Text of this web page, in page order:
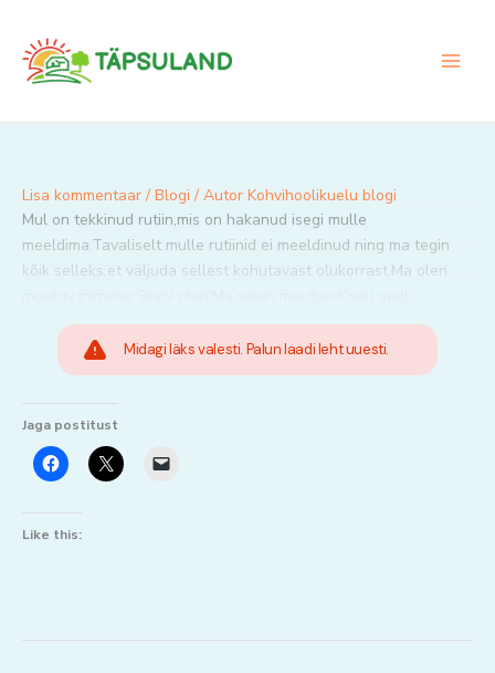
content
Lisa kommentaar / Blogi / Autor Kohvihoolikuelu blogi
Mul on tekkinud rutiin,mis on hakanud isegi mulle
meeldima.Tavaliselt mulle rutiinid ei meeldinud ning ma tegin
kõik selleks,et väljuda sellest kohutavast olukorrast.Ma olen
Midagi läks valesti. Palun laadi leht uuesti.
Jaga postitust
Like this: